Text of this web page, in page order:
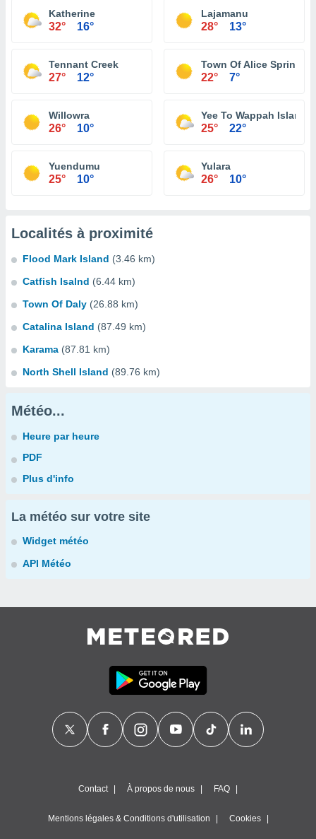
Katherine
32° 16°
Lajamanu
28° 13°
Tennant Creek
27° 12°
Town Of Alice Springs
22° 7°
Willowra
26° 10°
Yee To Wappah Island
25° 22°
Yuendumu
25° 10°
Yulara
26° 10°
Localités à proximité
Flood Mark Island (3.46 km)
Catfish Isalnd (6.44 km)
Town Of Daly (26.88 km)
Catalina Island (87.49 km)
Karama (87.81 km)
North Shell Island (89.76 km)
Météo...
Heure par heure
PDF
Plus d'info
La météo sur votre site
Widget météo
API Météo
Contact À propos de nous FAQ
Mentions légales & Conditions d'utilisation Cookies